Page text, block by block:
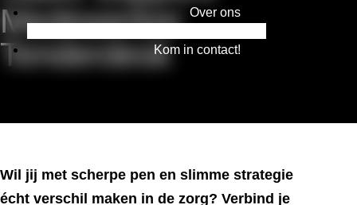
Over ons
Kom in contact!
Medewerker
Tenderdesk
Wil jij met scherpe pen en slimme strategie
écht verschil maken in de zorg? Verbind je